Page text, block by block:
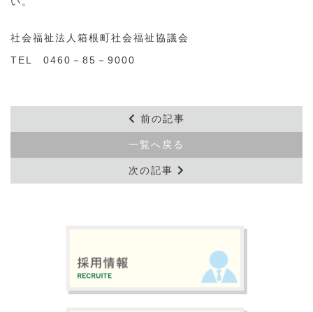
社会福祉法人箱根町社会福祉協議会
TEL 0460－85－9000
前の記事
一覧へ戻る
次の記事